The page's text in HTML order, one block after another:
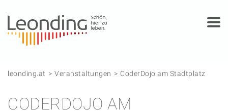
leonding.at Veranstaltungen CoderDojo am Stadtplatz
CODERDOJO AM